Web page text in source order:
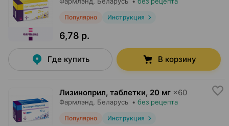
Популярно Инструкция
6,78 р.
Где купить В корзину
Лизиноприл, таблетки, 20 мг ×60
Фармлэнд , Беларусь • без рецепта
Популярно Инструкция